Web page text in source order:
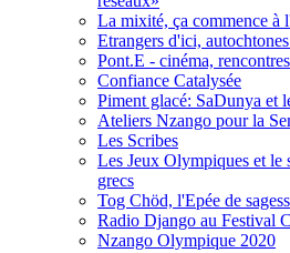
La mixité, ça commence à
Etrangers d'ici,
Pont.E - cinéma,
Confiance Catalysée
Piment glacé: SaDunya et
Ateliers Nzango pour la
Les Scribes
Les Jeux Olympiques et le
grecs
Tog Chöd, l'Epée de
Radio Django au Festival
Nzango Olympique 2020